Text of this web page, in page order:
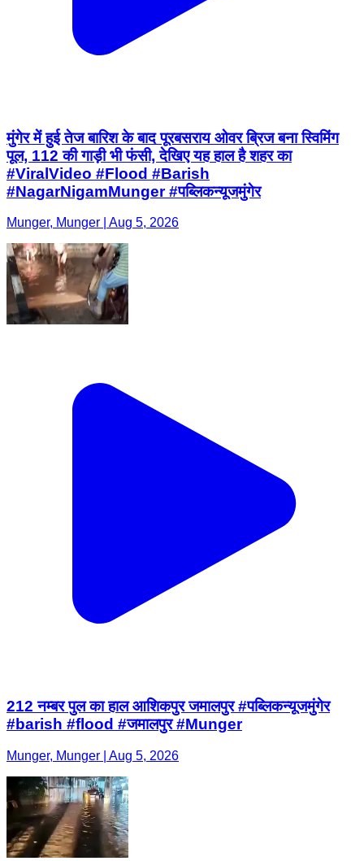
मुंगेर में हुई तेज बारिश के बाद पूरबसराय ओवर ब्रिज बना स्विमिंग
पूल, 112 की गाड़ी भी फंसी, देखिए यह हाल है शहर का
#ViralVideo #Flood #Barish
#NagarNigamMunger #पब्लिकन्यूजमुंगेर
Munger, Munger | Aug 5, 2026
212 नम्बर पुल का हाल आशिकपुर जमालपुर #पब्लिकन्यूजमुंगेर
#barish #flood #जमालपुर #Munger
Munger, Munger | Aug 5, 2026